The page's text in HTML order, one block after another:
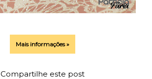
Mais informações »
Compartilhe este post